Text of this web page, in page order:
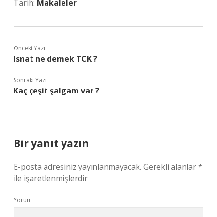
Tarih: Makaleler
Önceki Yazı
Isnat ne demek TCK ?
Sonraki Yazı
Kaç çeşit şalgam var ?
Bir yanıt yazın
E-posta adresiniz yayınlanmayacak. Gerekli alanlar*
ile işaretlenmişlerdir
Yorum